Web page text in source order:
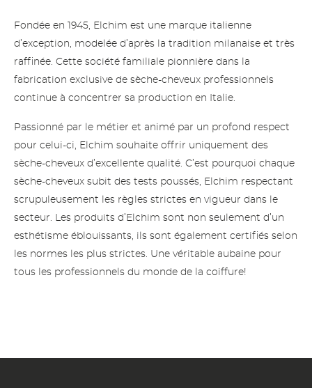
Fondée en 1945, Elchim est une marque italienne
d’exception, modelée d’après la tradition milanaise et très
raffinée. Cette société familiale pionnière dans la
fabrication exclusive de sèche-cheveux professionnels
continue à concentrer sa production en Italie.
Passionné par le métier et animé par un profond respect
pour celui-ci, Elchim souhaite offrir uniquement des
sèche-cheveux d’excellente qualité. C’est pourquoi chaque
sèche-cheveux subit des tests poussés, Elchim respectant
scrupuleusement les règles strictes en vigueur dans le
secteur. Les produits d’Elchim sont non seulement d’un
esthétisme éblouissants, ils sont également certifiés selon
les normes les plus strictes. Une véritable aubaine pour
tous les professionnels du monde de la coiffure!